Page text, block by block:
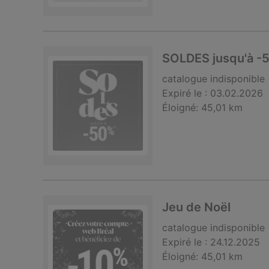
SOLDES jusqu'à -
catalogue indisponible
Expiré le : 03.02.2026
Éloigné: 45,01 km
Jeu de Noël
catalogue indisponible
Expiré le : 24.12.2025
Éloigné: 45,01 km